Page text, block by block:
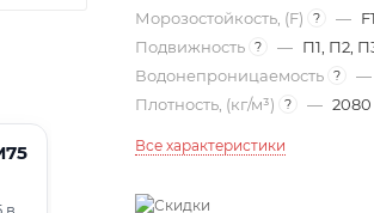
в
Морозостойкость, (F)
? —
Подвижность ? — П1, П2,
Водонепроницаемость ? —
Плотность, (кг/м³)
? — 2080
Все характеристики